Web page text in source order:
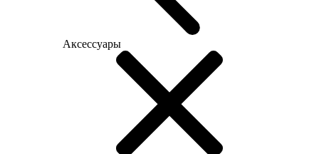
Аксессуары